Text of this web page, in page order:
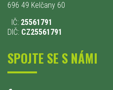
696 49 Kelčany 60
IČ: 25561791
DIČ: CZ25561791
SPOJTE SE S NÁMI